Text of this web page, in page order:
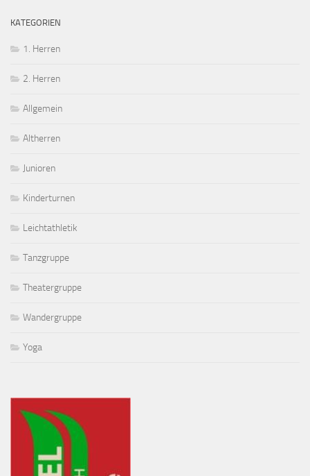
KATEGORIEN
1. Herren
2. Herren
Allgemein
Altherren
Junioren
Kinderturnen
Leichtathletik
Tanzgruppe
Theatergruppe
Wandergruppe
Yoga